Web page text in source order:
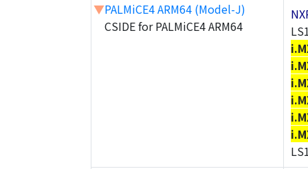
▼PALMiCE4 ARM64 (Model-J)
CSIDE for PALMiCE4 ARM64